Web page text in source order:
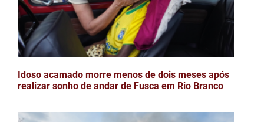
Idoso acamado morre menos de dois meses após
realizar sonho de andar de Fusca em Rio Branco